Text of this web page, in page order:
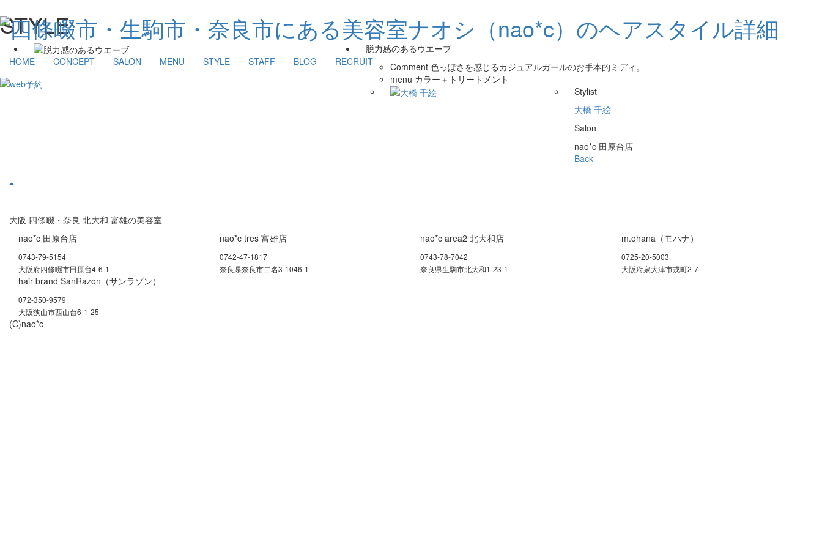
HOME CONCEPT SALON MENU STYLE STAFF BLOG RECRUIT
STYLE
脱力感のあるウエーブ
Comment 色っぽさを感じるカジュアルガールのお手本的ミディ。
menu カラー＋トリートメント
Stylist
大橋 千絵
Salon
nao*c 田原台店
Back
大阪 四條畷・奈良 北大和 富雄の美容室
nao*c 田原台店
0743-79-5154
大阪府四條畷市田原台4-6-1
nao*c tres 富雄店
0742-47-1817
奈良県奈良市二名3-1046-1
nao*c area2 北大和店
0743-78-7042
奈良県生駒市北大和1-23-1
m.ohana（モハナ）
0725-20-5003
大阪府泉大津市戎町2-7
hair brand SanRazon（サンラゾン）
072-350-9579
大阪狭山市西山台6-1-25
(C)nao*c